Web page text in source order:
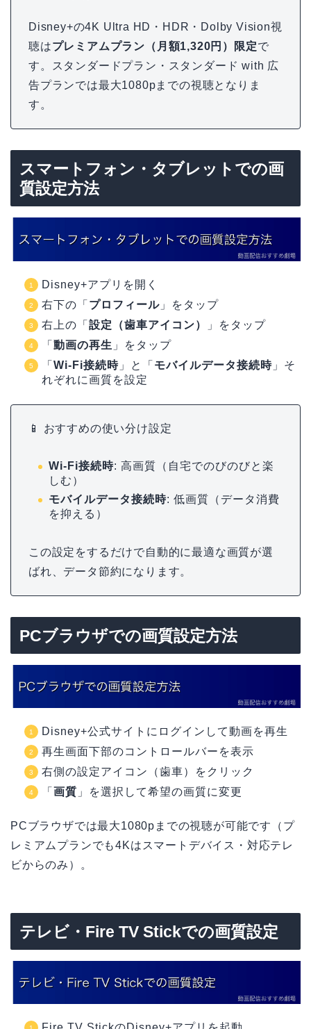
Disney+の4K Ultra HD・HDR・Dolby Vision視
聴はプレミアムプラン（月額1,320円）限定で
す。スタンダードプラン・スタンダード with 広
告プランでは最大1080pまでの視聴となりま
す。
スマートフォン・タブレットでの画
質設定方法
Disney+アプリを開く
右下の「 プロフィール 」をタップ
右上の「 設定（歯車アイコン）
」をタップ
「 動画の再生 」をタップ
「 Wi-Fi接続時 」と「 モバイルデータ接続時 」そ
れぞれに画質を設定
📱 おすすめの使い分け設定
Wi-Fi接続時: 高画質（自宅でのびのびと楽
しむ）
モバイルデータ接続時: 低画質（データ消費
を抑える）
この設定をするだけで自動的に最適な画質が選
ばれ、データ節約になります。
PCブラウザでの画質設定方法
Disney+公式サイトにログインして動画を再生
再生画面下部のコントロールバーを表示
右側の設定アイコン（歯車）をクリック
「 画質 」を選択して希望の画質に変更
PCブラウザでは最大1080pまでの視聴が可能です（プ
レミアムプランでも4Kはスマートデバイス・対応テレ
ビからのみ）。
テレビ・Fire TV Stickでの画質設定